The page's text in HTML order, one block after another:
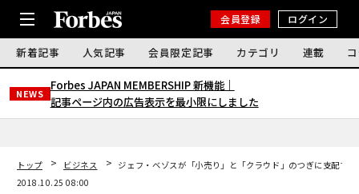
会員登録 ログイン
新着記事 人気記事 会員限定記事 カテゴリ 連載
NEWS
Forbes JAPAN MEMBERSHIP 新機能｜
記事ページ内の広告表示を最小限にしました
トップ ビジネス
ジェフ・ベゾスが「小売り」と「クラウド」のつぎに支配する
2018.10.25 08:00